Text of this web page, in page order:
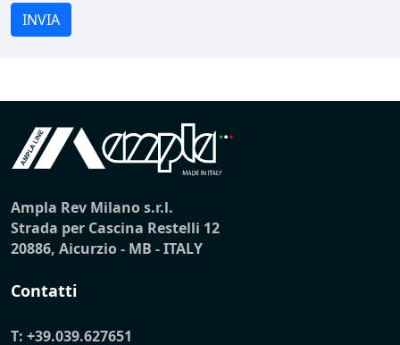
INVIA
Ampla Rev Milano s.r.l.
Strada per Cascina Restelli 12
20886, Aicurzio - MB - ITALY
Contatti
T: +39.039.627651